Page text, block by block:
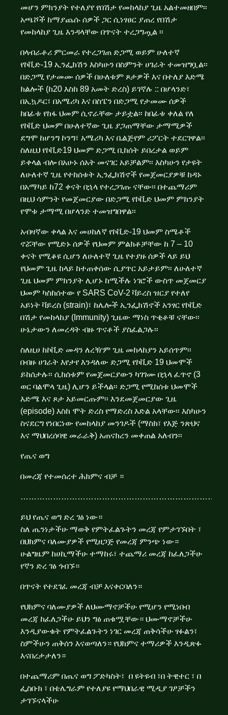
መሆን ምክንያት የተለያየ የበሽታ የመከላከያ ጊዜ አልተመዘበም፡፡
አጫሾች ከማያጨሱ ሰዎች ጋር ሲነፃፀር ያጠረ የበሽታ
የመከላከያ ጊዜ እንዳላቸው በጥናት ተረጋግጧል ፡፡
በላብራቶሪ ምርመራ የተረጋገጠ ድጋሚ ወይም ሁለተኛ
የኮቪድ-19 ኢንፌክሽን እስካሁን በስምንት ሀገራት ተመዝግቧል፡፡
በድጋሚ የታመሙ ሰዎች በሁለቱም ጾታዎች እና በተለያ እድሜ
ክልሎች (ከ20 እስከ 89 አመት ድረስ) ይገኛሉ :: በሆላንድ፣
በኢኳዶር፣ በአሜሪካ እና በስፔን በድጋሚ የታመሙ ሰዎች
ከበፊቱ የከፋ ህመም ሲኖራቸው ታይቷል፡፡ ከበፊቱ ቀለል የለ
የኮቪድ ህመም በሁለተኛው ጊዜ ያጋጠማቸው ታማሚዎች
ደግሞ ከሆንግ ኮንግ፣ አሜሪካ እና ቤልጅየም ሪፖርት ተደርገዋል፡፡
ስለዚህ የኮቪድ19 ህመም ድጋሚ ቢከሰት ይበረታል ወይም
ይቀላል ብሎ በአሁኑ ሰአት መናገር አይቻልም፡፡ እስካሁን የታዩት
ለሁለተኛ ጊዜ የተከሰቱት ኢንፌክሽኖች የመጀመርያዎቹ ከዳኑ
በአማካይ ከ72 ቀናት በኋላ የተረጋገጡ ናቸው፡፡ በተጨማሪም
በዚህ ሳምንት የመጀመርያው በድጋሚ የኮቪድ ህመም ምክንያት
የሞቱ ታማሚ በሆላንድ ተመዝግበዋል፡፡
አብዛኛው ቀላል እና መሀከለኛ የኮቪድ-19 ህመም ስሜቶች
ኖሯቸው የሚድኑ ሰዎች የህመም ምልክቶቻቸው ከ 7 – 10
ቀናት የሚቆዩ ሲሆን ለሁለተኛ ጊዜ የተያዙ ሰዎች ላይ ይህ
የህመም ጊዜ ከላይ ከተጠቀሰው ሲያጥር አይታይም፡፡ ለሁለተኛ
ጊዜ ህመም ምክንያት ሊሆኑ ከሚችሉ ነገሮች ውስጥ መጀመርያ
ህመም ካስከሰተው የ SARS CoV-2 ቫይረስ ዝርያ የተለየ
አይነት ቫይረስ (strain)፣ ከሌሎች ኢንፌክሽኖች አንፃር የኮቪድ
በሽታ የመከላከያ (Immunity) ጊዜው ማነስ ጥቂቶቹ ናቸው፡፡
ሁኔታውን ለመረዳት ብዙ ጥናቶች ያስፈልጋሉ፡፡
ስለዚሀ ከኮቪድ መዳን ለረዥም ጊዜ መከላከያን አይሰጥም፡፡
በብዙ ሀገራት እየታየ እንዳለው ድጋሚ የኮቪድ 19 ህመሞች
ይከሰታሉ፡፡ ሲከሰቱም የመጀመርያውን ካገገሙ በኋላ ፈጥኖ (3
ወር ባልሞላ ጊዜ) ሊሆን ይችላል፡፡ ድጋሚ የሚከሰቱ ህመሞች
እድሜ እና ጾታ አይመርጡም፡፡ እንደመጀመርያው ጊዜ
(episode) እስከ ሞት ድረስ የማድረስ እድል አላቸው፡፡ እስካሁን
ስናደርግ የነበርነው የመከላከያ መንገዶች (ማስክ፣ የእጅ ንጽህና
እና ማህበረሰባዊ መራራቅ) አጠናክረን መቀጠል አለብን፡፡
የጤና ወግ
በመረጃ የተመሰረተ ሕክምና ብቻ ።
ይህ የጤና ወግ ድረ ገፅ ነው።
ስለ ጤንነታችሁ ማወቅ የምትፈልጉትን መረጃ የምታገኙበት ፣
በህክምና ባለሙያዎች የሚዘጋጅ የመረጃ ምንጭ ነው።
ሁልግዜም ከሀኪማችሁ ተማከሩ፣ ተጨማሪ መረጃ ከፈለጋችሁ
የኛን ድረ ገፅ ጎብኙ።
በጥናት የተደገፈ መረጃ ብቻ እናቀርባለን።
የህክምና ባለሙያዎች ለህሙማኖቻችሁ የሚሆን የሚነበብ
መረጃ ከፈለጋችሁ ይህን ግፅ ጠቁሟቸው። ህሙማኖቻችሁ
እንዲያውቁት የምትፈልጉትን ነገር መረጃ ጠቅሳችሁ ፃፉልን፣
ስምችሁን ጠቅሰን እናወጣለን። የህክምና ተማሪዎች እንዲጽፉ
እናበረታታለን።
በተጨማሪም በጤና ወግ ፖድካስት፣ በ ዩትዩብ ፣በ ትዊተር ፣ በ
ፌስቡክ ፣ በቴሌግራም የተለያዩ የማህበራዊ ሚዲያ ገፆቻችን
ታገኙናላችሁ